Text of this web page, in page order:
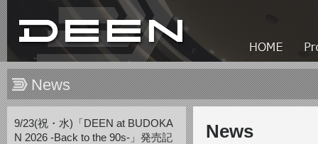
News
9/23(祝・水)「DEEN at BUDOKA
N 2026 -Back to the 90s-」発売記
News